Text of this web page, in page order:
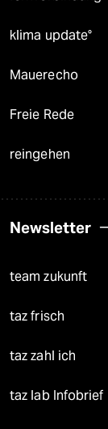
klima update°
Mauerecho
Freie Rede
reingehen
Newsletter
team zukunft
taz frisch
taz zahl ich
taz lab Infobrief